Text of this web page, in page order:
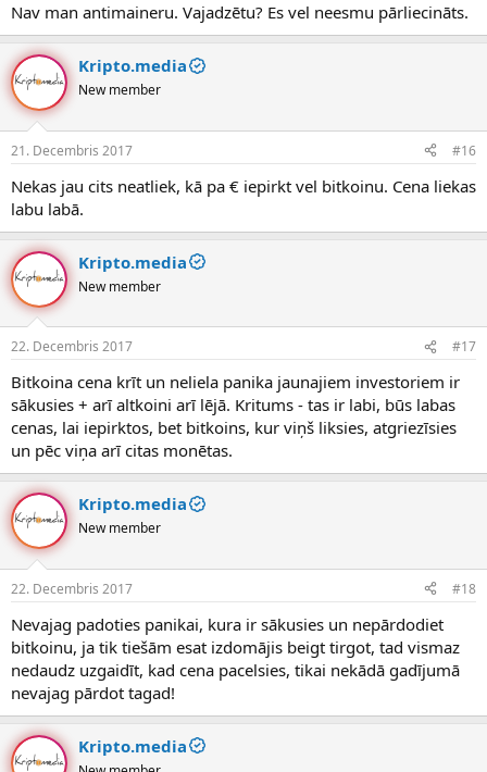
Nav man antimaineru. Vajadzētu? Es vel neesmu pārliecināts.
Kripto.media
New member
21. Decembris 2017 #16
Nekas jau cits neatliek, kā pa € iepirkt vel bitkoinu. Cena liekas
labu labā.
Kripto.media
New member
22. Decembris 2017 #17
Bitkoina cena krīt un neliela panika jaunajiem investoriem ir
sākusies + arī altkoini arī lējā. Kritums - tas ir labi, būs labas
cenas, lai iepirktos, bet bitkoins, kur viņš liksies, atgriezīsies
un pēc viņa arī citas monētas.
Kripto.media
New member
22. Decembris 2017 #18
Nevajag padoties panikai, kura ir sākusies un nepārdodiet
bitkoinu, ja tik tiešām esat izdomājis beigt tirgot, tad vismaz
nedaudz uzgaidīt, kad cena pacelsies, tikai nekādā gadījumā
nevajag pārdot tagad!
Kripto.media